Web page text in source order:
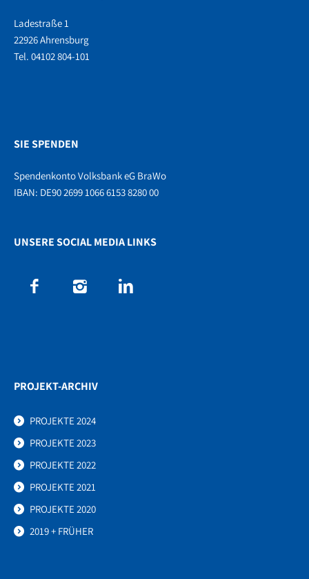
Ladestraße 1
22926 Ahrensburg
Tel. 04102 804-101
SIE SPENDEN
Spendenkonto Volksbank eG BraWo
IBAN: DE90 2699 1066 6153 8280 00
UNSERE SOCIAL MEDIA LINKS
PROJEKT-ARCHIV
PROJEKTE 2024
PROJEKTE 2023
PROJEKTE 2022
PROJEKTE 2021
PROJEKTE 2020
2019 + FRÜHER